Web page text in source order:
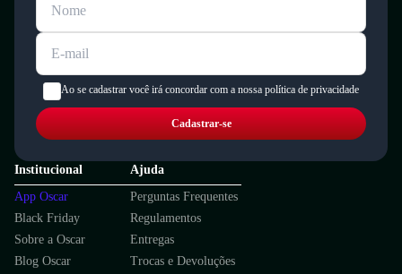
Ao se cadastrar você irá concordar com a nossa política de privacidade
Cadastrar-se
Institucional
App Oscar
Black Friday
Sobre a Oscar
Blog Oscar
Ajuda
Perguntas Frequentes
Regulamentos
Entregas
Trocas e Devoluções